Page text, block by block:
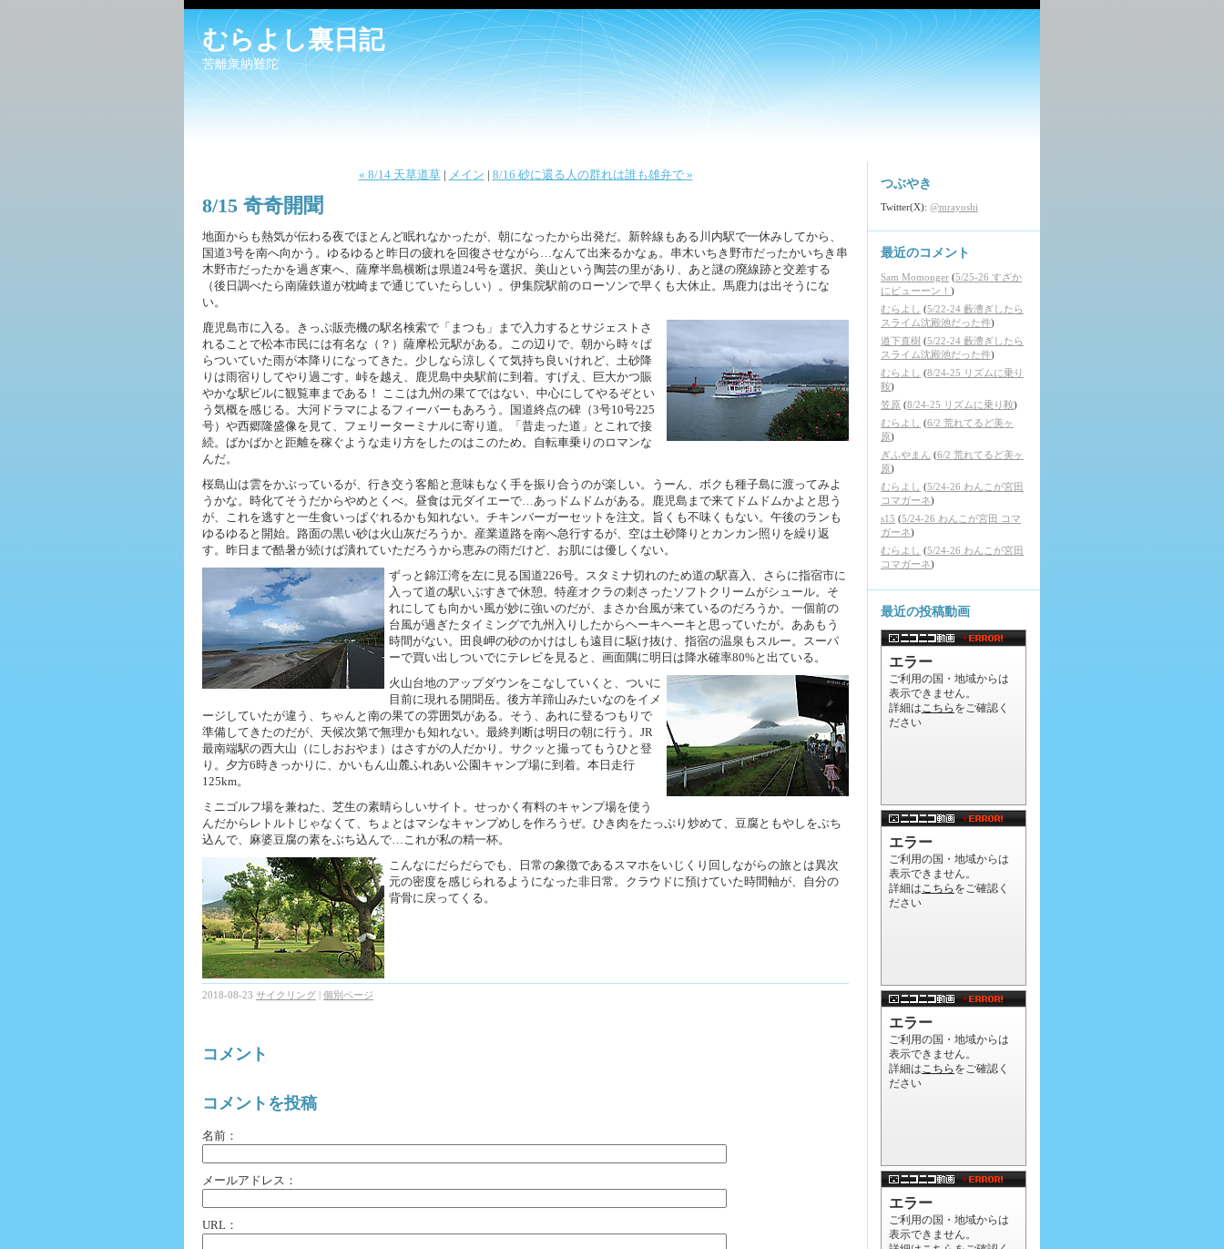
むらよし裏日記
苦離衆納難陀
« 8/14 天草道草| メイン | 8/16 砂に還る人の群れは誰も雄弁で »
8/15 奇奇開聞
地面からも熱気が伝わる夜でほとんど眠れなかったが、朝になったから出発だ。新幹線もある川内駅で一休みしてから、
国道3号を南へ向かう。ゆるゆると昨日の疲れを回復させながら…なんて出来るかなぁ。串木いちき野市だったかいちき串
木野市だったかを過ぎ東へ、薩摩半島横断は県道24号を選択。美山という陶芸の里があり、あと謎の廃線跡と交差する
（後日調べたら南薩鉄道が枕崎まで通じていたらしい）。伊集院駅前のローソンで早くも大休止。馬鹿力は出そうにな
い。
鹿児島市に入る。きっぷ販売機の駅名検索で「まつも」まで入力するとサジェストさ
れることで松本市民には有名な（？）薩摩松元駅がある。この辺りで、朝から時々ぱ
らついていた雨が本降りになってきた。少しなら涼しくて気持ち良いけれど、土砂降
りは雨宿りしてやり過ごす。峠を越え、鹿児島中央駅前に到着。すげえ、巨大かつ賑
やかな駅ビルに観覧車まである！ ここは九州の果てではない、中心にしてやるぞとい
う気概を感じる。大河ドラマによるフィーバーもあろう。国道終点の碑（3号10号225
号）や西郷隆盛像を見て、フェリーターミナルに寄り道。「昔走った道」とこれで接
続。ばかばかと距離を稼ぐような走り方をしたのはこのため。自転車乗りのロマンな
んだ。
桜島山は雲をかぶっているが、行き交う客船と意味もなく手を振り合うのが楽しい。うーん、ボクも種子島に渡ってみよ
うかな。時化てそうだからやめとくべ。昼食は元ダイエーで…あっドムドムがある。鹿児島まで来てドムドムかよと思う
が、これを逃すと一生食いっぱぐれるかも知れない。チキンバーガーセットを注文。旨くも不味くもない。午後のランも
ゆるゆると開始。路面の黒い砂は火山灰だろうか。産業道路を南へ急行するが、空は土砂降りとカンカン照りを繰り返
す。昨日まで酷暑が続けば潰れていただろうから恵みの雨だけど、お肌には優しくない。
ずっと錦江湾を左に見る国道226号。スタミナ切れのため道の駅喜入、さらに指宿市に
入って道の駅いぶすきで休憩。特産オクラの刺さったソフトクリームがシュール。そ
れにしても向かい風が妙に強いのだが、まさか台風が来ているのだろうか。一個前の
台風が過ぎたタイミングで九州入りしたからヘーキヘーキと思っていたが。ああもう
時間がない。田良岬の砂のかけはしも遠目に駆け抜け、指宿の温泉もスルー。スーパ
ーで買い出しついでにテレビを見ると、画面隅に明日は降水確率80%と出ている。
火山台地のアップダウンをこなしていくと、ついに
目前に現れる開聞岳。後方羊蹄山みたいなのをイメ
ージしていたが違う、ちゃんと南の果ての雰囲気がある。そう、あれに登るつもりで
準備してきたのだが、天候次第で無理かも知れない。最終判断は明日の朝に行う。JR
最南端駅の西大山（にしおおやま）はさすがの人だかり。サクッと撮ってもうひと登
り。夕方6時きっかりに、かいもん山麓ふれあい公園キャンプ場に到着。本日走行
125km。
ミニゴルフ場を兼ねた、芝生の素晴らしいサイト。せっかく有料のキャンプ場を使う
んだからレトルトじゃなくて、ちょとはマシなキャンプめしを作ろうぜ。ひき肉をたっぷり炒めて、豆腐ともやしをぶち
込んで、麻婆豆腐の素をぶち込んで…これが私の精一杯。
こんなにだらだらでも、日常の象徴であるスマホをいじくり回しながらの旅とは異次
元の密度を感じられるようになった非日常。クラウドに預けていた時間軸が、自分の
背骨に戻ってくる。
2018-08-23 サイクリング | 個別ページ
コメント
コメントを投稿
名前：
メールアドレス：
URL：
つぶやき
Twitter(X): @mrayoshi
最近のコメント
Sam Momonger (5/25-26 すざか
にビューーン！ )
むらよし (5/22-24 藪漕ぎしたら
スライム沈殿池だった件)
道下直樹 (5/22-24 藪漕ぎしたら
スライム沈殿池だった件)
むらよし (8/24-25 リズムに乗り
鞍)
笠原 (8/24-25 リズムに乗り鞍)
むらよし (6/2 荒れてるど美ヶ
原)
ぎふやまん (6/2 荒れてるど美ヶ
原)
むらよし (5/24-26 わんこが宮田
コマガーネ)
s15 (5/24-26 わんこが宮田 コマ
ガーネ)
むらよし (5/24-26 わんこが宮田
コマガーネ)
最近の投稿動画